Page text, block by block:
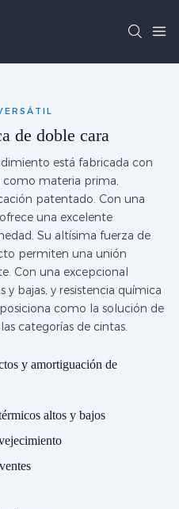
de doble cara
está fabricada con
materia prima,
patentado. Con una
una excelente
Su altísima fuerza de
permiten una unión
Con una excepcional
bajas, y resistencia química
como la solución de
categorías de cintas.
y amortiguación de
altos y bajos